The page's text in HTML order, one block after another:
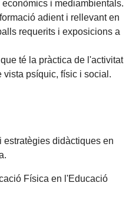
i mediambientals.
adient i rellevant en
requerits i exposicions a
té la pràctica de l'activitat
vista psíquic, físic i social.
estratègies didàctiques en
Física en l'Educació